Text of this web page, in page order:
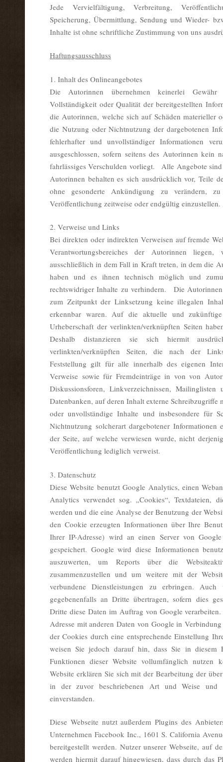
Jede Vervielfältigung, Verbreitung,
Speicherung, Übermittlung, Sendung und Wieder-
Inhalte ist ohne schriftliche Zustimmung von uns
Haftungsausschluss
1. Inhalt des Onlineangebotes
Die Autorinnen übernehmen keinerlei
Vollständigkeit oder Qualität der bereitgestellten
die Autorinnen, welche sich auf Schäden materieller
die Nutzung oder Nichtnutzung der dargebotenen
fehlerhafter und unvollständiger Informationen
ausgeschlossen, sofern seitens des Autorinnen kein
fahrlässiges Verschulden vorliegt. Alle Angebote
Autorinnen behalten es sich ausdrücklich vor, Teile
ohne gesonderte Ankündigung zu verändern,
Veröffentlichung zeitweise oder endgültig einzustellen.
2. Verweise und Links
Bei direkten oder indirekten Verweisen auf fremde
Verantwortungsbereiches der Autorinnen liegen,
ausschließlich in dem Fall in Kraft treten, in dem die
haben und es ihnen technisch möglich und
rechtswidriger Inhalte zu verhindern. Die
zum Zeitpunkt der Linksetzung keine illegalen
erkennbar waren. Auf die aktuelle und
Urheberschaft der verlinkten/verknüpften Seiten
Deshalb distanzieren sie sich hiermit
verlinkten/verknüpften Seiten, die nach der
Feststellung gilt für alle innerhalb des eigenen
Verweise sowie für Fremdeinträge in von von
Diskussionsforen, Linkverzeichnissen,
Datenbanken, auf deren Inhalt externe
oder unvollständige Inhalte und insbesondere für
Nichtnutzung solcherart dargebotener
der Seite, auf welche verwiesen wurde, nicht
Veröffentlichung lediglich verweist.
3. Datenschutz
Diese Website benutzt Google Analytics, einen
Analytics verwendet sog. „Cookies“, Textdateien,
werden und die eine Analyse der Benutzung der
den Cookie erzeugten Informationen über Ihre
Ihrer IP-Adresse) wird an einen Server von
gespeichert. Google wird diese Informationen
auszuwerten, um Reports über die
zusammenzustellen und um weitere mit der
verbundene Dienstleistungen zu erbringen.
gegebenenfalls an Dritte übertragen, sofern dies
Dritte diese Daten im Auftrag von Google
Adresse mit anderen Daten von Google in
der Cookies durch eine entsprechende Einstellung
weisen Sie jedoch darauf hin, dass Sie in diesem
Funktionen dieser Website vollumfänglich nutzen
Website erklären Sie sich mit der Bearbeitung der
in der zuvor beschriebenen Art und Weise und
einverstanden.
Diese Webseite nutzt außerdem Plugins des
Unternehmen Facebook Inc., 1601 S. California
bereitgestellt werden. Nutzer unserer Webseite, auf
werden hiermit darauf hingewiesen, dass durch das